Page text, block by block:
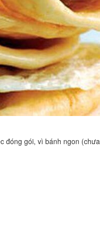
đóng gói, vì bánh ngon